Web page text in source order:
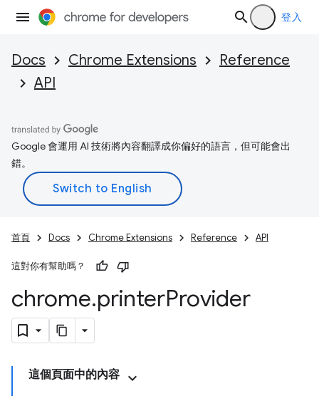
登入
Docs Chrome Extensions
Reference
API
Google 會運用 AI 技術將內容翻譯成你偏好的語言，但可能會出
錯。
首頁 Docs Chrome Extensions Reference API
這對你有幫助嗎？
chrome.printerProvider
這個頁面中的內容